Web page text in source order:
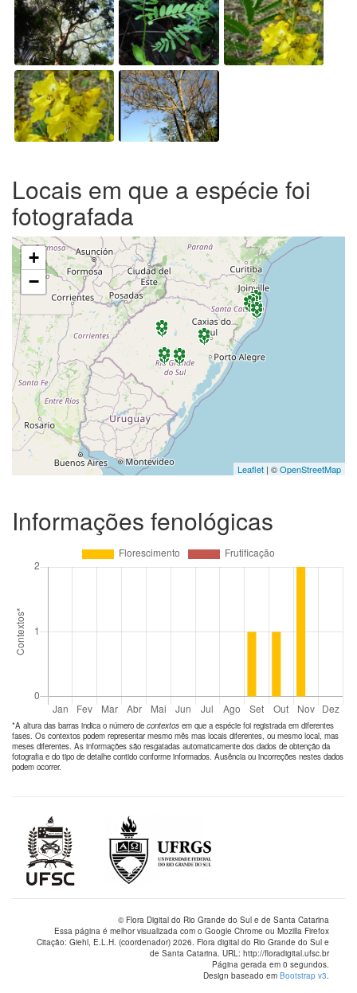
Locais em que a espécie foi
fotografada
+
−
Leaflet | ©OpenStreetMap
Informações fenológicas
*A altura das barras indica o número de contextos em que a espécie foi registrada em diferentes
fases. Os contextos podem representar mesmo mês mas locais diferentes, ou mesmo local, mas
meses diferentes. As informações são resgatadas automaticamente dos dados de obtenção da
fotografia e do tipo de detalhe contido conforme informados. Ausência ou incorreções nestes dados
podem ocorrer.
© Flora Digital do Rio Grande do Sul e de Santa Catarina
Essa página é melhor visualizada com o Google Chrome ou Mozilla Firefox
Citação: Giehl, E.L.H. (coordenador) 2026. Flora digital do Rio Grande do Sul e
de Santa Catarina. URL: http://floradigital.ufsc.br
Página gerada em 0 segundos.
Design baseado em Bootstrap v3.